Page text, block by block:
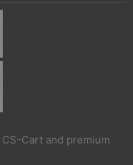
CS-Cart and premium